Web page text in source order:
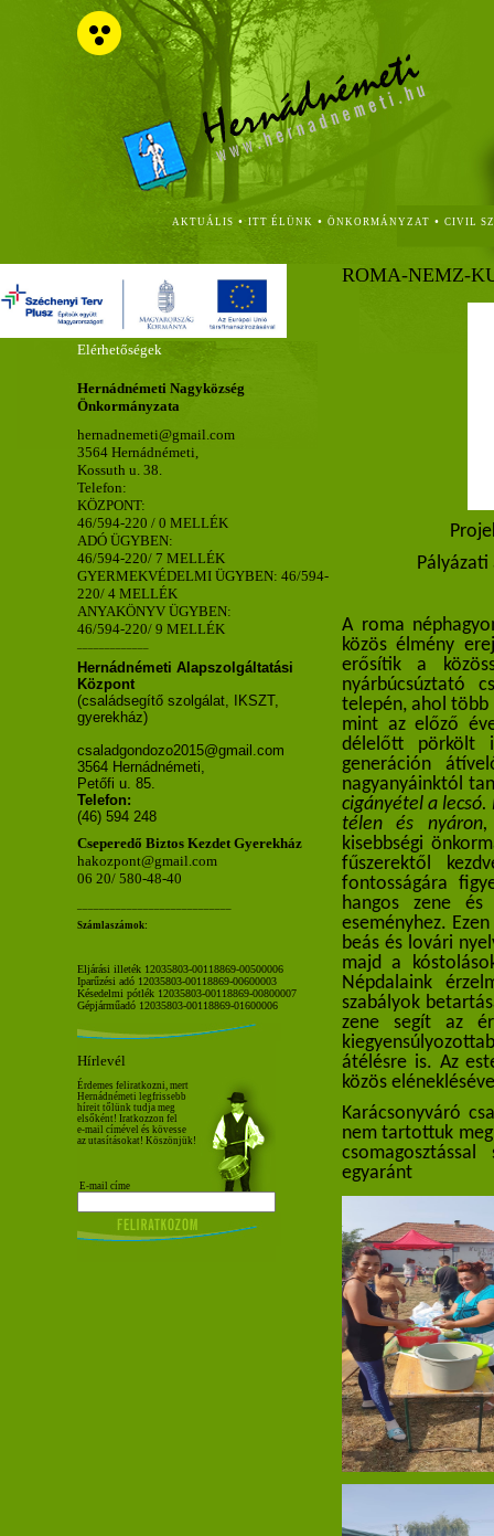
AKTUÁLIS • ITT ÉLÜNK • ÖNKORMÁNYZAT • CIVIL
Elérhetőségek
Hernádnémeti Nagyközség
Önkormányzata
hernadnemeti@gmail.com
3564 Hernádnémeti,
Kossuth u. 38.
Telefon:
KÖZPONT:
46/594-220 / 0 MELLÉK
ADÓ ÜGYBEN:
46/594-220/ 7 MELLÉK
GYERMEKVÉDELMI ÜGYBEN: 46/594-
220/ 4 MELLÉK
ANYAKÖNYV ÜGYBEN:
46/594-220/ 9 MELLÉK
Hernádnémeti Alapszolgáltatási
Központ
(családsegítő szolgálat, IKSZT,
gyerekház)
csaladgondozo2015@gmail.com
3564 Hernádnémeti,
Petőfi u. 85.
Telefon:
(46) 594 248
Cseperedő Biztos Kezdet Gyerekház
hakozpont@gmail.com
06 20/ 580-48-40
Számlaszámok:
Eljárási illeték 12035803-00118869-00500006
Iparűzési adó 12035803-00118869-00600003
Késedelmi pótlék 12035803-00118869-00800007
Gépjárműadó 12035803-00118869-01600006
Hírlevél
Érdemes feliratkozni, mert
Hernádnémeti legfrissebb
híreit tőlünk tudja meg
elsőként! Iratkozzon fel
e-mail címével és kövesse
az utasításokat! Köszönjük!
E-mail címe
ROMA-NEMZ-
A roma
közös élmény
erősítik a
nyárbúcsúztató
telepén, ahol több
mint az előző
délelőtt pörkölt
generáción
nagyanyáinktól
cigányétel a lecsó.
télen és
kisebbségi
fűszerektől
fontosságára
hangos zene
eseményhez.
beás és lovári
majd a
Népdalaink
szabályok
zene segít az
átélésre is. Az
közös
Karácsonyváró
nem tartottuk
egyaránt